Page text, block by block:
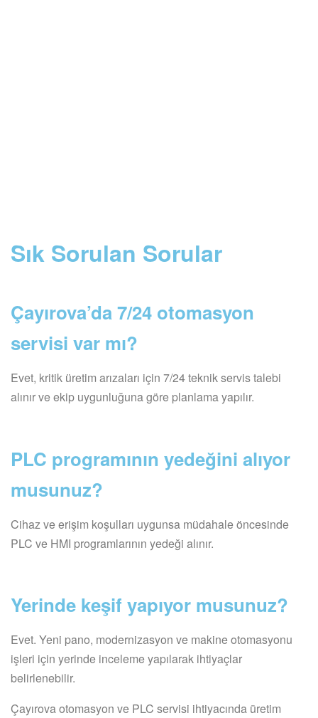
Sık Sorulan Sorular
Çayırova’da 7/24 otomasyon
servisi var mı?
Evet, kritik üretim arızaları için 7/24 teknik servis talebi
alınır ve ekip uygunluğuna göre planlama yapılır.
PLC programının yedeğini alıyor
musunuz?
Cihaz ve erişim koşulları uygunsa müdahale öncesinde
PLC ve HMI programlarının yedeği alınır.
Yerinde keşif yapıyor musunuz?
Evet. Yeni pano, modernizasyon ve makine otomasyonu
işleri için yerinde inceleme yapılarak ihtiyaçlar
belirlenebilir.
Çayırova otomasyon ve PLC servisi ihtiyacında üretim